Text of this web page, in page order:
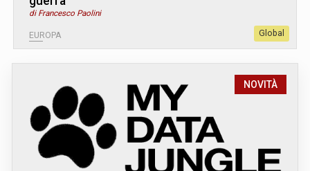
di Francesco Paolini
EUROPA Global
NOVITÀ